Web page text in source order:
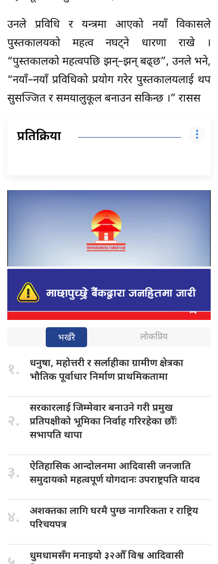
उनले प्रविधि र यन्त्रमा आएको नयाँ विकासले
पुस्तकालयको महत्व नघट्ने धारणा राखे ।
“पुस्तकालको महत्वपछि झन्–झन् बढ्छ”, उनले भने,
“नयाँ–नयाँ प्रविधिको प्रयोग गरेर पुस्तकालयलाई थप
सुसज्जित र समयालुकूल बनाउन सकिन्छ ।” रासस
प्रतिक्रिया
भर्खरै लोकप्रिय
१. धनुषा, महोत्तरीर सर्लाहीका ग्रामीण क्षेत्रका
भौतिक पूर्वाधार निर्माण प्राथमिकतामा
२.
सरकारलाई जिम्मेवारबनाउने गरी प्रमुख
प्रतिपक्षीको भूमिका निर्वाह गरिरहेका छौँः
सभापति थापा
३. ऐतिहासिक आन्दोलनमाआदिवासी जनजाति
समुदायको महत्वपूर्ण योगदानः उपराष्ट्रपति यादव
४. अशक्तका लागिघरमै पुग्छ नागरिकता र राष्ट्रिय
परिचयपत्र
धुमधामसँग मनाइयो ३२औँ विश्व आदिवासी